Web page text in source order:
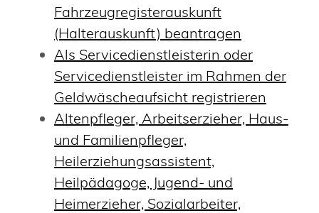
Fahrzeugregisterauskunft
(Halterauskunft) beantragen
Als Servicedienstleisterin oder
Servicedienstleister im Rahmen der
Geldwäscheaufsicht registrieren
Altenpfleger, Arbeitserzieher, Haus-
und Familienpfleger,
Heilerziehungsassistent,
Heilpädagoge, Jugend- und
Heimerzieher, Sozialarbeiter,